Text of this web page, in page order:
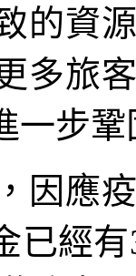
的資
多旅
一步
因應
已經